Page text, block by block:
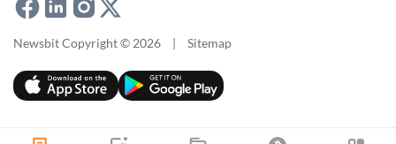
Newsbit Copyright © 2026 | Sitemap